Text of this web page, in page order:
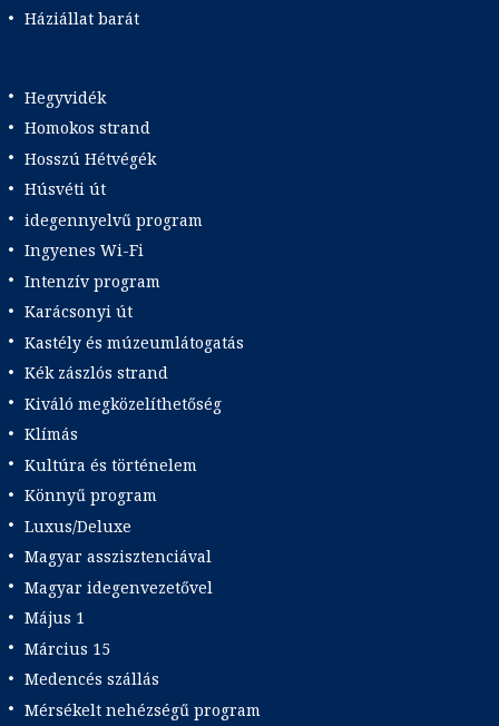
Háziállat barát
Hegyvidék
Homokos strand
Hosszú Hétvégék
Húsvéti út
idegennyelvű program
Ingyenes Wi-Fi
Intenzív program
Karácsonyi út
Kastély és múzeumlátogatás
Kék zászlós strand
Kiváló megközelíthetőség
Klímás
Kultúra és történelem
Könnyű program
Luxus/Deluxe
Magyar asszisztenciával
Magyar idegenvezetővel
Május 1
Március 15
Medencés szállás
Mérsékelt nehézségű program